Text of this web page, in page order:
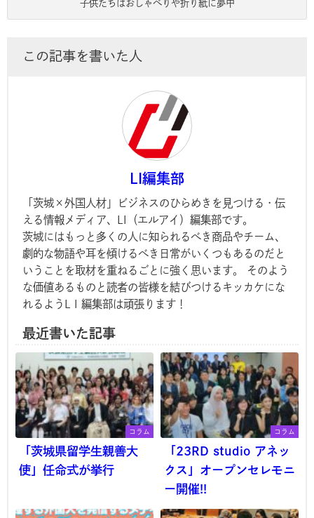
子供たちはおしゃべりや折り紙に夢中
この記事を書いた人
LI編集部
「茨城×外国人材」ビジネスのひらめきを見つける・伝
える情報メディア、LI（エルアイ）編集部です。
茨城にはもっと多くの人に知られるべき商品やチーム、
劇的な物語や耳を傾けるべき日常がいくつもあるのだと
いうことを取材を重ねるごとに強く思います。 そのよう
な価値あるものと読者の皆様を結びつけるキッカケにな
れるようL I 編集部は頑張ります！
最近書いた記事
コラム
「茨城県留学生親善大
使」任命式が挙行
コラム
「23RD studio アネッ
クス」オープンセレモニ
ー開催!!